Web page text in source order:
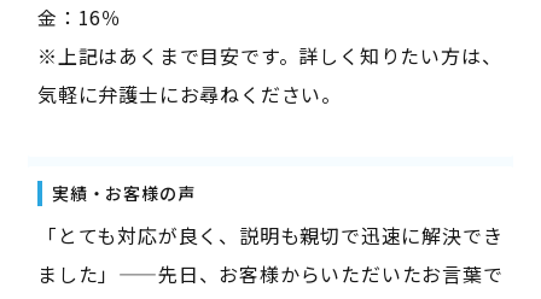
金：16％
※上記はあくまで目安です。詳しく知りたい方は、
気軽に弁護士にお尋ねください。
実績・お客様の声
「とても対応が良く、説明も親切で迅速に解決でき
ました」——先日、お客様からいただいたお言葉で